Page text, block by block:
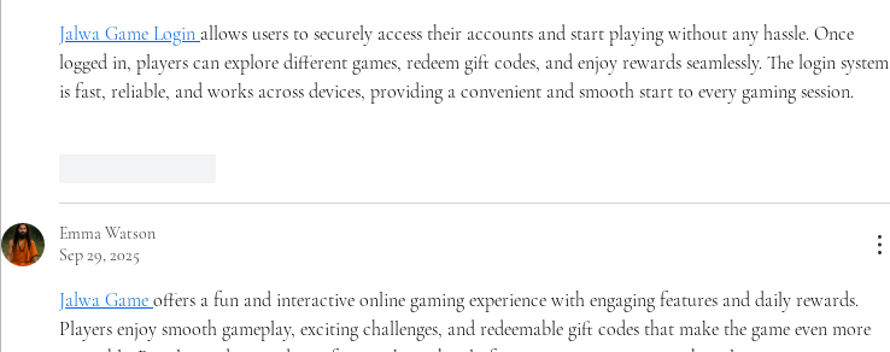
Jalwa Game Login allows users to securely access their accounts and start playing without any hassle. Once
logged in, players can explore different games, redeem gift codes, and enjoy rewards seamlessly. The login system
is fast, reliable, and works across devices, providing a convenient and smooth start to every gaming session.
Emma Watson
Sep 29, 2025
Jalwa Game offers a fun and interactive online gaming experience with engaging features and daily rewards.
Players enjoy smooth gameplay, exciting challenges, and redeemable gift codes that make the game even more